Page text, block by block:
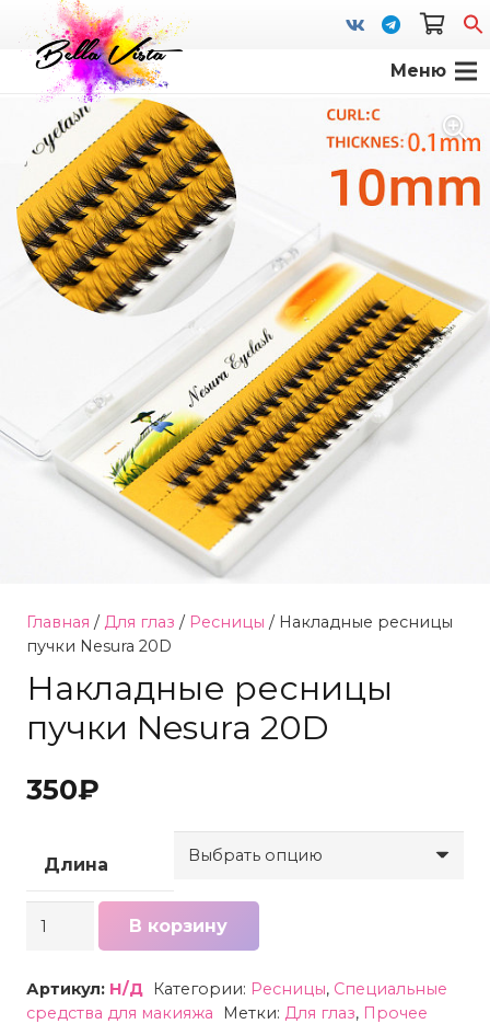
Меню
Главная / Для глаз / Ресницы / Накладные ресницы
пучки Nesura 20D
Накладные ресницы
пучки Nesura 20D
350₽
Длина
Количество
Накладные
ресницы
В корзину
Артикул: Н/Д Категории: Ресницы, Специальные
средства для макияжа
Метки: Для глаз, Прочее